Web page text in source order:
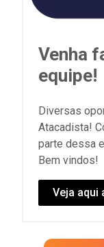
Venha
equipe!
Diversas
Atacadista!
parte dessa
Bem vindos!
Veja aqui